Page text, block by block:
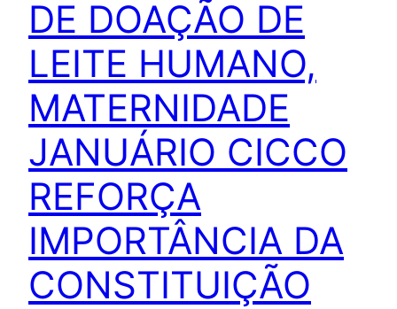
DE DOAÇÃO DE
LEITE HUMANO,
MATERNIDADE
JANUÁRIO CICCO
REFORÇA
IMPORTÂNCIA DA
CONSTITUIÇÃO